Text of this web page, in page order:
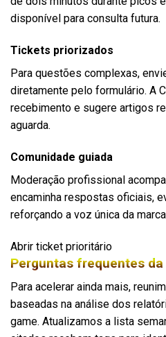
disponível para consulta futura.
Tickets priorizados
Para questões complexas,
diretamente pelo formulário. A
recebimento e sugere artigos
aguarda.
Comunidade guiada
Moderação profissional
encaminha respostas oficiais,
reforçando a voz única da
Abrir ticket prioritário
Perguntas frequentes
Para acelerar ainda mais,
baseadas na análise dos
game. Atualizamos a lista